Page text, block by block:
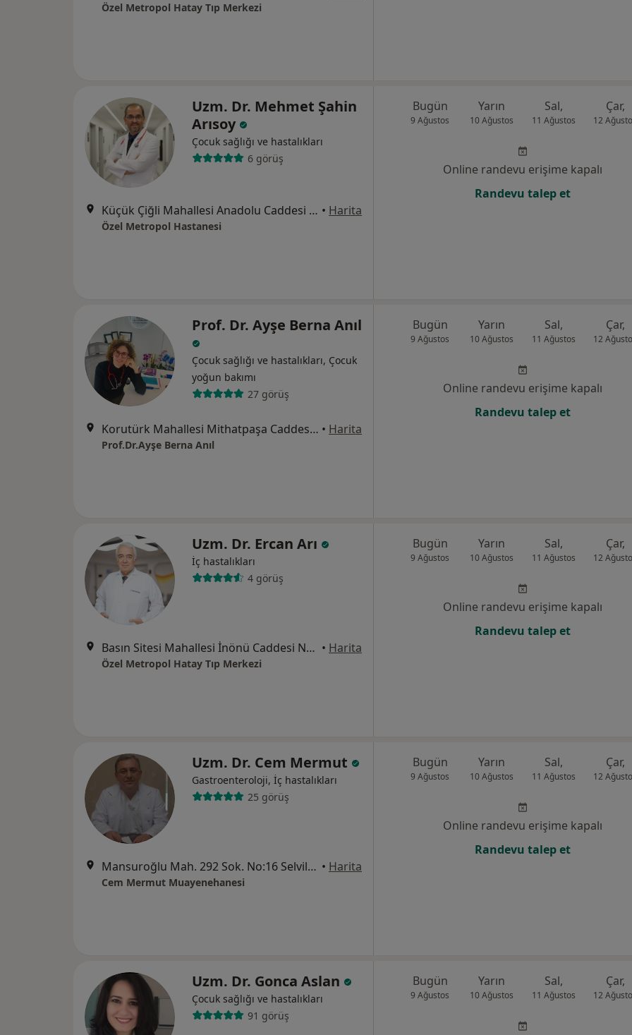
Özel Metropol Hatay Tıp Merkezi
Uzm. Dr. Mehmet Şahin
Arısoy
Çocuk sağlığı ve hastalıkları
6 görüş
Küçük Çiğli Mahallesi Anadolu Caddesi No:1169, Çiğli • Harita
Özel Metropol Hastanesi
Bugün
9 Ağustos
Yarın
10 Ağustos
Sal,
11 Ağustos
Çar,
12
Online randevu erişime kapalı
Randevu talep et
Prof. Dr. Ayşe Berna Anıl
Çocuk sağlığı ve hastalıkları, Çocuk
yoğun bakımı
27 görüş
Korutürk Mahallesi Mithatpaşa Caddesi No:235 K:1 D:1, İzmir • Harita
Prof.Dr.Ayşe Berna Anıl
Bugün
9 Ağustos
Yarın
10 Ağustos
Sal,
11 Ağustos
Çar,
12
Online randevu erişime kapalı
Randevu talep et
Uzm. Dr. Ercan Arı
İç hastalıkları
4 görüş
Basın Sitesi Mahallesi İnönü Caddesi No:471/A , İzmir, Karabağlar • Harita
Özel Metropol Hatay Tıp Merkezi
Bugün
9 Ağustos
Yarın
10 Ağustos
Sal,
11 Ağustos
Çar,
12
Online randevu erişime kapalı
Randevu talep et
Uzm. Dr. Cem Mermut
Gastroenteroloji, İç hastalıkları
25 görüş
Mansuroğlu Mah. 292 Sok. No:16 Selvili Apt. Zemin Kat, İzmir • Harita
Cem Mermut Muayenehanesi
Bugün
9 Ağustos
Yarın
10 Ağustos
Sal,
11 Ağustos
Çar,
12
Online randevu erişime kapalı
Randevu talep et
Uzm. Dr. Gonca Aslan
Çocuk sağlığı ve hastalıkları
91 görüş
Bugün
9 Ağustos
Yarın
10 Ağustos
Sal,
11 Ağustos
Çar,
12